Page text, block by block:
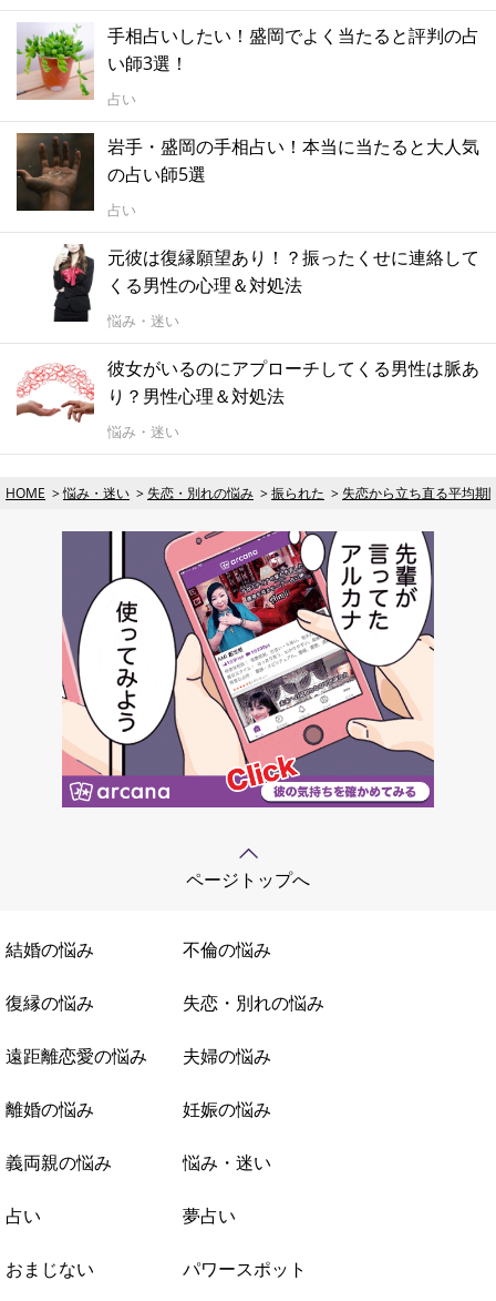
手相占いしたい！盛岡でよく当たると評判の占
い師3選！
占い
岩手・盛岡の手相占い！本当に当たると大人気
の占い師5選
占い
元彼は復縁願望あり！？振ったくせに連絡して
くる男性の心理＆対処法
悩み・迷い
彼女がいるのにアプローチしてくる男性は脈あ
り？男性心理＆対処法
悩み・迷い
HOME 悩み・迷い 失恋・別れの悩み 振られた 失恋から立ち直る平均期
ページトップへ
結婚の悩み 不倫の悩み
復縁の悩み 失恋・別れの悩み
遠距離恋愛の悩み 夫婦の悩み
離婚の悩み 妊娠の悩み
義両親の悩み 悩み・迷い
占い 夢占い
おまじない パワースポット